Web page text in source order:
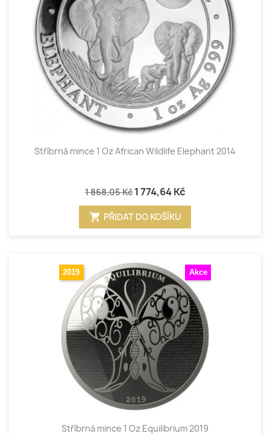
Stříbrná mince 1 Oz African Wildlife Elephant 2014
1 868,05 Kč 1 774,64 Kč
shopping_cart PŘIDAT DO KOŠÍKU
Akce
2019
Stříbrná mince 1 Oz Equilibrium 2019